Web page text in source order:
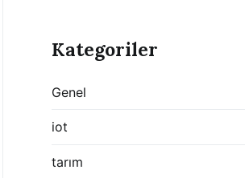
Kategoriler
Genel
iot
tarım